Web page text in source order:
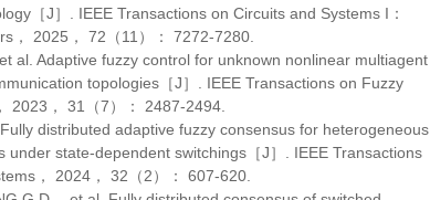
［J］. IEEE Transactions on Circuits and Systems I：
， 2025 ， 72 （11）： 7272-7280.
al. Adaptive fuzzy control for unknown nonlinear multiagent
topologies［J］. IEEE Transactions on Fuzzy
2023 ， 31 （7）： 2487-2494.
distributed adaptive fuzzy consensus for heterogeneous
state-dependent switchings［J］. IEEE Transactions
， 2024， 32 （2）： 607-620.